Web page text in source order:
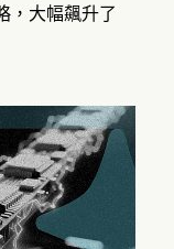
，大幅飆升了